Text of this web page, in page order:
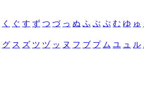
く ぐ す ず つ づ っ ぬ ふ ぶ ぷ む ゆ ゅ
グ ス ズ ツ ヅ ッ ヌ フ ブ プ ム ユ ュ ル